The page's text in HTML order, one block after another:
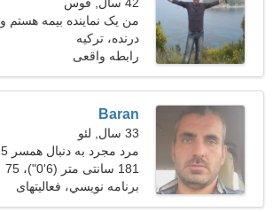
من یک نماینده بیمه هستم و
به دنبال یک خانم ماهر هستم
درنده، ترکیه
رابطه واقعی
Baran
33 سال, لئو
28
181 سانتی متر (6'0")، 75
کیلوگرم (165 پوند)
برنامه نويسي، فعالیتهای
ورزشی